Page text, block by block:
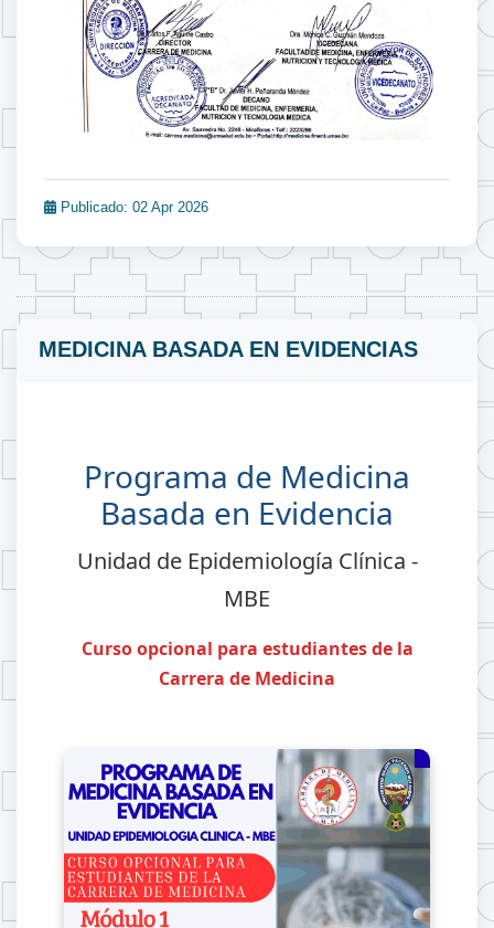
Publicado: 02 Apr 2026
MEDICINA BASADA EN EVIDENCIAS
Programa de Medicina
Basada en Evidencia
Unidad de Epidemiología Clínica -
MBE
Curso opcional para estudiantes de la
Carrera de Medicina